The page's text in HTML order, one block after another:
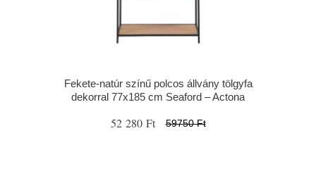
Fekete-natúr színű polcos állvány tölgyfa
dekorral 77x185 cm Seaford – Actona
52 280 Ft 59750 Ft